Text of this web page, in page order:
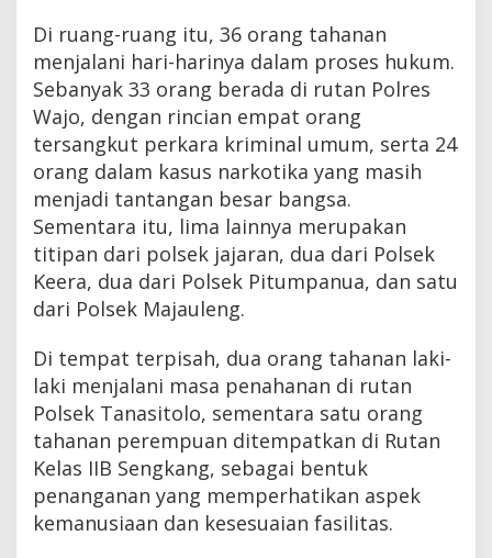
Di ruang-ruang itu, 36 orang tahanan
menjalani hari-harinya dalam proses hukum.
Sebanyak 33 orang berada di rutan Polres
Wajo, dengan rincian empat orang
tersangkut perkara kriminal umum, serta 24
orang dalam kasus narkotika yang masih
menjadi tantangan besar bangsa.
Sementara itu, lima lainnya merupakan
titipan dari polsek jajaran, dua dari Polsek
Keera, dua dari Polsek Pitumpanua, dan satu
dari Polsek Majauleng.
Di tempat terpisah, dua orang tahanan laki-
laki menjalani masa penahanan di rutan
Polsek Tanasitolo, sementara satu orang
tahanan perempuan ditempatkan di Rutan
Kelas IIB Sengkang, sebagai bentuk
penanganan yang memperhatikan aspek
kemanusiaan dan kesesuaian fasilitas.